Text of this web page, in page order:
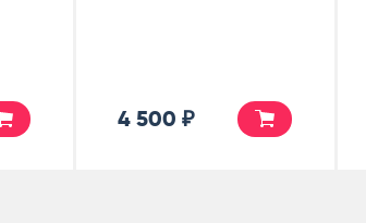
4 500 ₽